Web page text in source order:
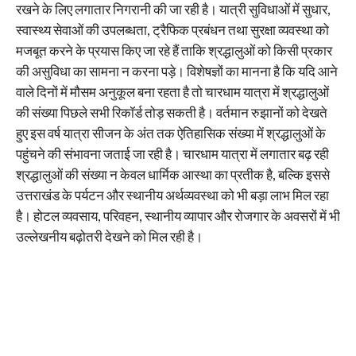
रखने के लिए लगातार निगरानी की जा रही है। यात्री सुविधाओं में सुधार,
स्वास्थ्य सेवाओं की उपलब्धता, ट्रैफिक प्रबंधन तथा सुरक्षा व्यवस्था को
मजबूत करने के प्रयास किए जा रहे हैं ताकि श्रद्धालुओं को किसी प्रकार
की असुविधा का सामना न करना पड़े। विशेषज्ञों का मानना है कि यदि आने
वाले दिनों में मौसम अनुकूल बना रहता है तो चारधाम यात्रा में श्रद्धालुओं
की संख्या पिछले सभी रिकॉर्ड तोड़ सकती है। वर्तमान रुझानों को देखते
हुए इस वर्ष यात्रा सीजन के अंत तक ऐतिहासिक संख्या में श्रद्धालुओं के
पहुंचने की संभावना जताई जा रही है। चारधाम यात्रा में लगातार बढ़ रही
श्रद्धालुओं की संख्या न केवल धार्मिक आस्था का प्रतीक है, बल्कि इससे
उत्तराखंड के पर्यटन और स्थानीय अर्थव्यवस्था को भी बड़ा लाभ मिल रहा
है। होटल व्यवसाय, परिवहन, स्थानीय व्यापार और रोजगार के अवसरों में भी
उल्लेखनीय बढ़ोतरी देखने को मिल रही है।